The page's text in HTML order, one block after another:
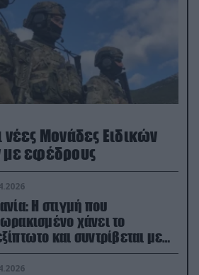
νέες Μονάδες Ειδικών
με εφέδρους
Η στιγμή που
χάνει το
και συντρίβεται με
στο έδαφος (βίντεο)